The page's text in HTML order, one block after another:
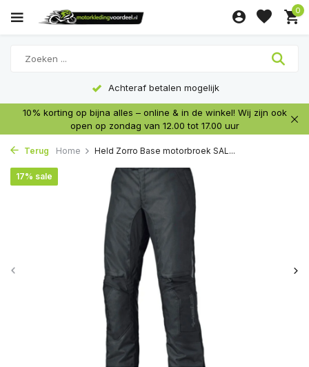
0
Achteraf betalen mogelijk
10% korting op bijna alles – online & in de winkel! Wij zijn ook
open op zondag van 12.00 tot 17.00 uur
Terug Home Held Zorro Base motorbroek SAL...
17% sale